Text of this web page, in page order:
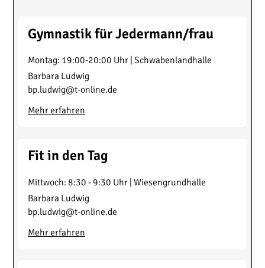
Gymnastik für Jedermann/frau
Montag: 19:00-20:00 Uhr | Schwabenlandhalle
Barbara Ludwig
bp.ludwig@t-online.de
Mehr erfahren
Fit in den Tag
Mittwoch: 8:30 - 9:30 Uhr | Wiesengrundhalle
Barbara Ludwig
bp.ludwig@t-online.de
Mehr erfahren